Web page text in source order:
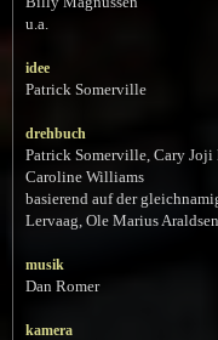
u.a.
idee
Patrick Somerville
drehbuch
Patrick Somerville, Cary Joji
Caroline Williams
basierend auf der
Lervaag, Ole Marius
musik
Dan Romer
kamera